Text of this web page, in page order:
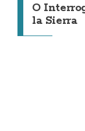
O
la Sierra